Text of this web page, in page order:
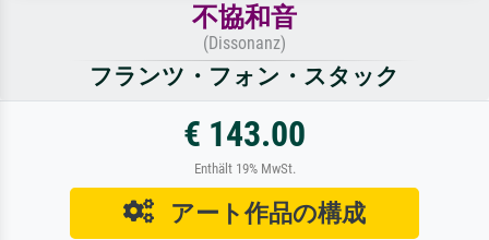
不協和音
(Dissonanz)
フランツ・フォン・スタック
€ 143.00
Enthält 19% MwSt.
アート作品の構成